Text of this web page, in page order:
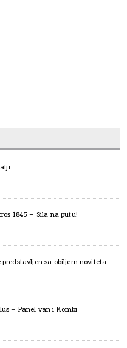
1845 – Sila na putu!
sa obiljem noviteta
– Panel van i Kombi